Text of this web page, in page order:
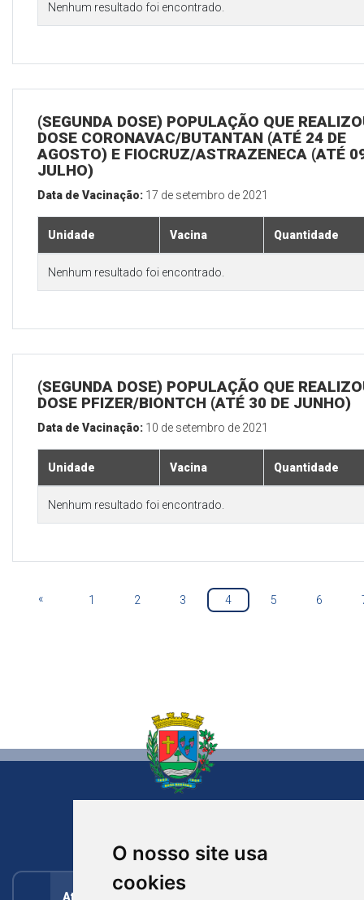
O nosso site usa
cookies
Nenhum resultado foi encontrado.
(SEGUNDA DOSE) POPULAÇÃO QUE
DOSE CORONAVAC/BUTANTAN (ATÉ 24 DE
AGOSTO) E FIOCRUZ/ASTRAZENECA (ATÉ
JULHO)
Data de Vacinação: 17 de setembro de 2021
Unidade Vacina Quantidade
Nenhum resultado foi encontrado.
(SEGUNDA DOSE) POPULAÇÃO QUE
DOSE PFIZER/BIONTCH (ATÉ 30 DE JUNHO)
Data de Vacinação: 10 de setembro de 2021
Unidade Vacina Quantidade
Nenhum resultado foi encontrado.
« 1 2 3 4 5 6
Atendimento